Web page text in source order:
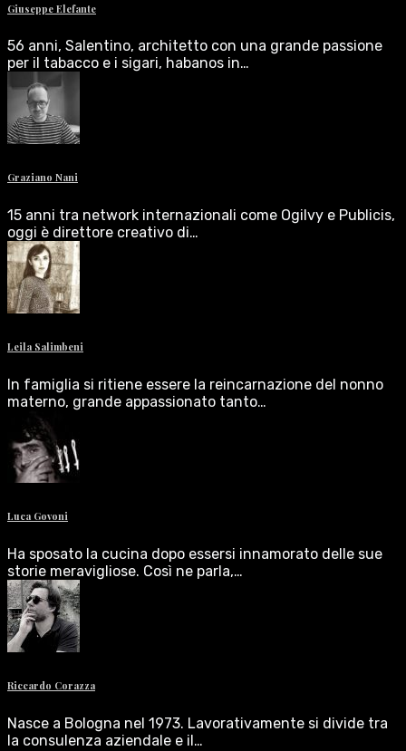
Giuseppe Elefante
56 anni, Salentino, architetto con una grande passione
per il tabacco e i sigari, habanos in…
Graziano Nani
15 anni tra network internazionali come Ogilvy e Publicis,
oggi è direttore creativo di…
Leila Salimbeni
In famiglia si ritiene essere la reincarnazione del nonno
materno, grande appassionato tanto…
Luca Govoni
Ha sposato la cucina dopo essersi innamorato delle sue
storie meravigliose. Così ne parla,…
Riccardo Corazza
Nasce a Bologna nel 1973. Lavorativamente si divide tra
la consulenza aziendale e il…